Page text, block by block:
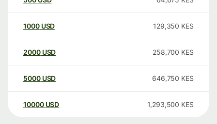
1000 USD 129,350 KES
2000 USD 258,700 KES
5000 USD 646,750 KES
10000 USD 1,293,500 KES